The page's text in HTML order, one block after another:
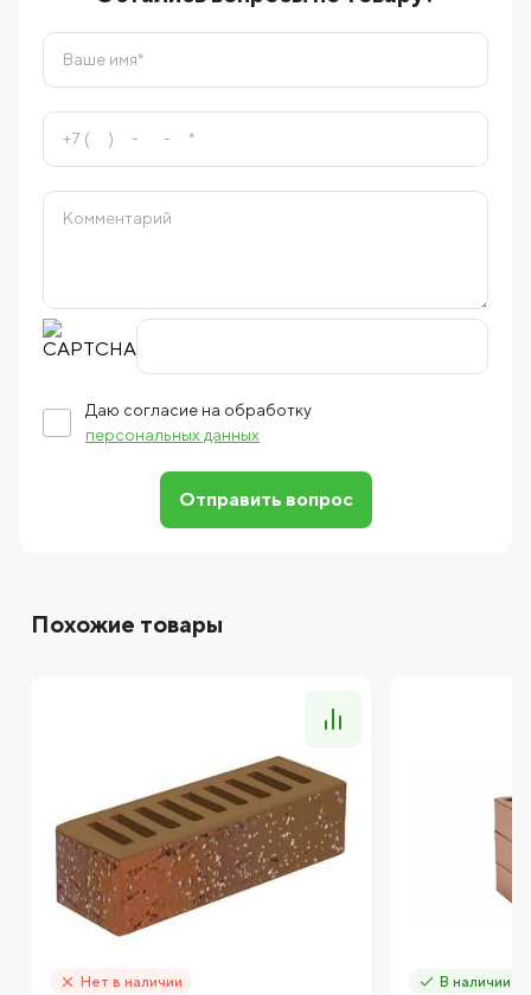
Даю согласие на обработку
персональных данных
Отправить вопрос
Похожие товары
Нет в наличии В наличии